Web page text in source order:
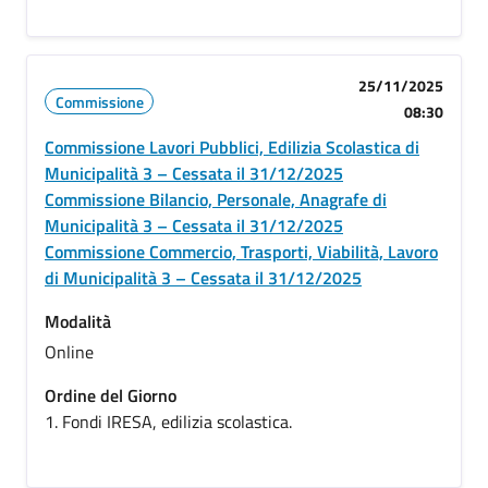
Commissione
25/11/2025
08:30
Commissione Lavori Pubblici, Edilizia Scolastica di
Municipalità 3 – Cessata il 31/12/2025
Commissione Bilancio, Personale, Anagrafe di
Municipalità 3 – Cessata il 31/12/2025
Commissione Commercio, Trasporti, Viabilità, Lavoro
di Municipalità 3 – Cessata il 31/12/2025
Modalità
Online
Ordine del Giorno
1. Fondi IRESA, edilizia scolastica.